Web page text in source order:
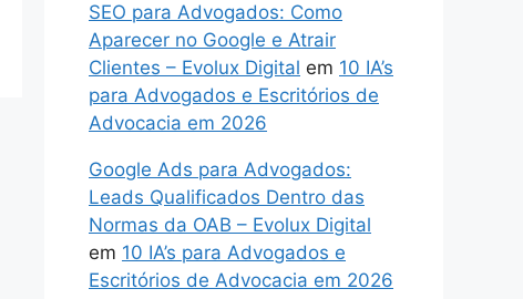
SEO para Advogados: Como
Aparecer no Google e Atrair
Clientes – Evolux Digital em 10 IA’s
para Advogados e Escritórios de
Advocacia em 2026
Google Ads para Advogados:
Leads Qualificados Dentro das
Normas da OAB – Evolux Digital
em 10 IA’s para Advogados e
Escritórios de Advocacia em 2026